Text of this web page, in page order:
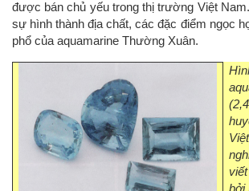
được bán chủ yếu trong thị trường Việt
sự hình thành địa chất, các đặc điểm ngọc
phổ của aquamarine Thường Xuân.